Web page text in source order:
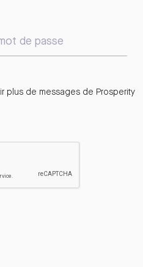
plus de messages de Prosperity